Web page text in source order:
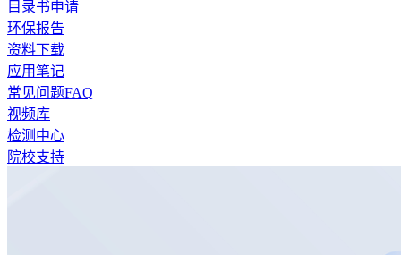
目录书申请
环保报告
资料下载
应用笔记
常见问题FAQ
视频库
检测中心
院校支持